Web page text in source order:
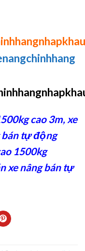
cao 3m, xe
bán tự động
1500kg
xe nâng bán tự